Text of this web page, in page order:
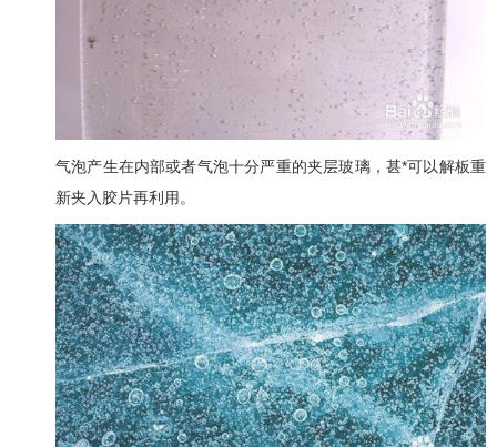
气泡产生在内部或者气泡十分严重的夹层玻璃，甚*可以解板重
新夹入胶片再利用。